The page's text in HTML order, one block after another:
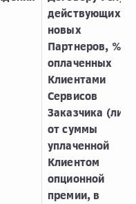
действующих и
новых
Партнеров, %
оплаченных
Клиентами
Сервисов
Заказчика (либо
от суммы
уплаченной
Клиентом
опционной
премии, в